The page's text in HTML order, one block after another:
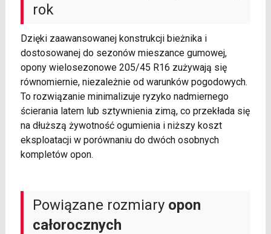
rok
Dzięki zaawansowanej konstrukcji bieżnika i
dostosowanej do sezonów mieszance gumowej,
opony wielosezonowe 205/45 R16 zużywają się
równomiernie, niezależnie od warunków pogodowych.
To rozwiązanie minimalizuje ryzyko nadmiernego
ścierania latem lub sztywnienia zimą, co przekłada się
na dłuższą żywotność ogumienia i niższy koszt
eksploatacji w porównaniu do dwóch osobnych
kompletów opon.
Powiązane rozmiary opon
całorocznych